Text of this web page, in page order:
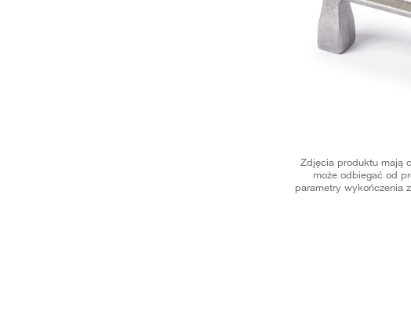
Zdjęcia produktu mają
może odbiegać od
parametry wykończenia